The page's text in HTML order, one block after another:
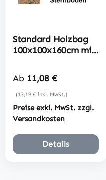
Standard Holzbag
100x100x160cm mit
Regulärer Preis:
Ab 11,08 €
(13,19 € inkl. MwSt.)
Preise exkl. MwSt. zzgl.
Versandkosten
Details